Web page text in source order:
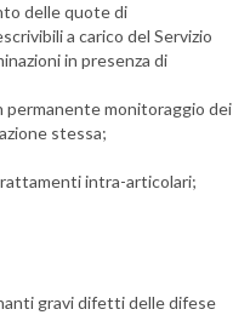
delle quote di
a carico del Servizio
in presenza di
permanente monitoraggio dei
stessa;
intra-articolari;
gravi difetti delle difese